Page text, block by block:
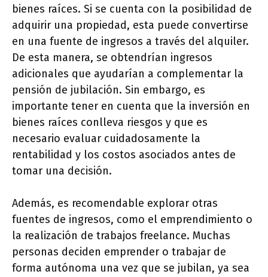
bienes raíces. Si se cuenta con la posibilidad de
adquirir una propiedad, esta puede convertirse
en una fuente de ingresos a través del alquiler.
De esta manera, se obtendrían ingresos
adicionales que ayudarían a complementar la
pensión de jubilación. Sin embargo, es
importante tener en cuenta que la inversión en
bienes raíces conlleva riesgos y que es
necesario evaluar cuidadosamente la
rentabilidad y los costos asociados antes de
tomar una decisión.
Además, es recomendable explorar otras
fuentes de ingresos, como el emprendimiento o
la realización de trabajos freelance. Muchas
personas deciden emprender o trabajar de
forma autónoma una vez que se jubilan, ya sea